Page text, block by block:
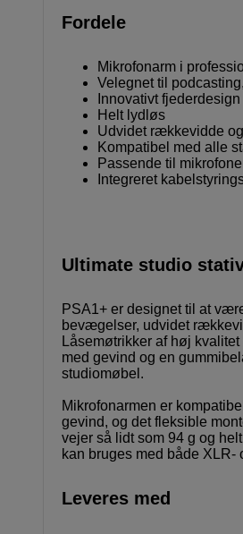
Fordele
Mikrofonarm i
Velegnet til
Innovativt fjederdesign
Helt lydløs
Udvidet rækkevidde
Kompatibel med alle
Passende til
Integreret
Ultimate studio
PSA1+ er designet til at
bevægelser, udvidet
Låsemøtrikker af høj
med gevind og en
studiomøbel.
Mikrofonarmen er
gevind, og det fleksible
vejer så lidt som 94 g og
kan bruges med både XLR-
Leveres med